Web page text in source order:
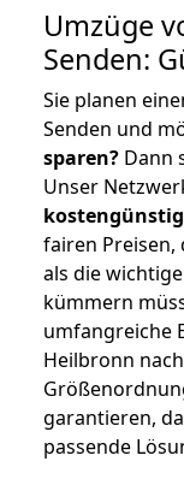
Umzüge
Senden:
Sie planen
Senden und
sparen? Dann
Unser
fairen Preisen,
als die
kümmern
umfangreiche
Heilbronn
garantieren,
passende